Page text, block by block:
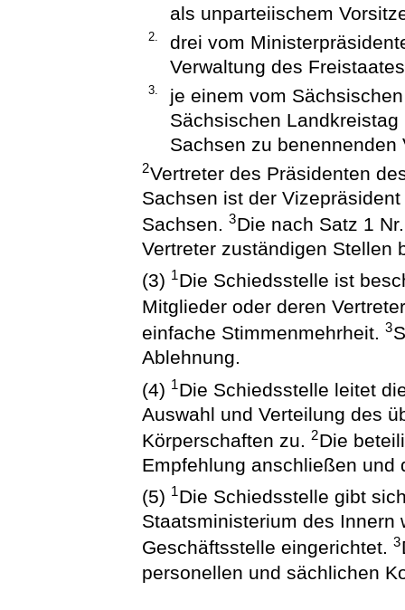
als unparteiischem
2.
drei vom
Verwaltung des
3.
je einem vom
Sächsischen
Sachsen zu benennenden
2Vertreter des Präsidenten
Sachsen ist der
Sachsen.3Die nach Satz 1
Vertreter zuständigen Stellen
(3) 1Die Schiedsstelle ist
Mitglieder oder deren
einfache Stimmenmehrheit.3
Ablehnung.
(4) 1Die Schiedsstelle leitet
Auswahl und Verteilung des
Körperschaften zu.2Die
Empfehlung anschließen und
(5) 1Die Schiedsstelle gibt
Staatsministerium des
Geschäftsstelle eingerichtet.3
personellen und sächlichen